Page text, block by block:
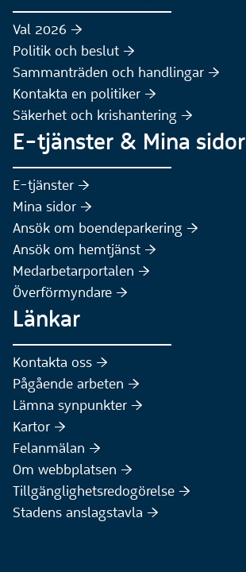
Val 2026 :höger:
Politik och beslut :höger:
Sammanträden och handlingar :höger:
Kontakta en politiker :höger:
Säkerhet och krishantering :höger:
E-tjänster & Mina sidor
E-tjänster :höger:
Mina sidor :höger:
Ansök om boendeparkering :höger:
Ansök om hemtjänst :höger:
Medarbetarportalen :höger:
Överförmyndare :höger:
Länkar
Kontakta oss :höger:
Pågående arbeten :höger:
Lämna synpunkter :höger:
Kartor :höger:
Felanmälan :höger:
Om webbplatsen :höger:
Tillgänglighetsredogörelse :höger:
Stadens anslagstavla :höger: